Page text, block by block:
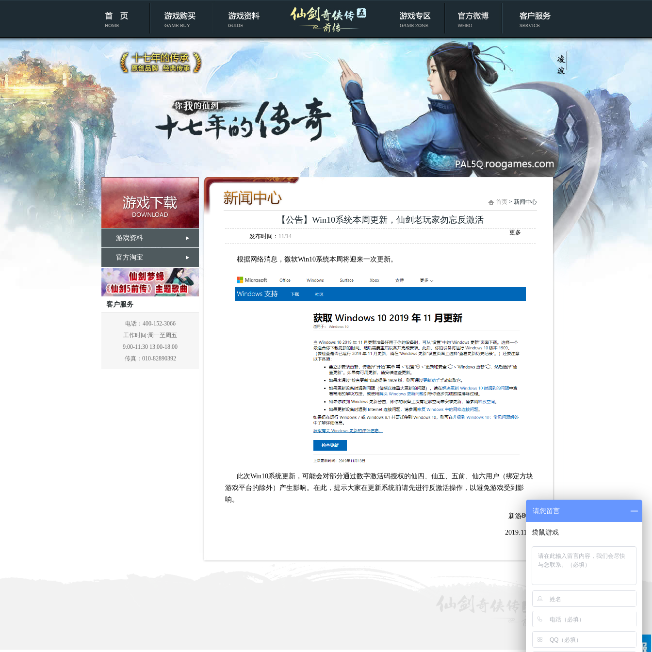
游戏资料
官方淘宝
客户服务
电话：400-152-3066
工作时间:周一至周五
9:00-11:30 13:00-18:00
传真：010-82890392
首页 > 新闻中心
【公告】Win10系统本周更新，仙剑老玩家勿忘反激活
发布时间： 11/14
更多
根据网络消息，微软Win10系统本周将迎来一次更新。
此次Win10系统更新，可能会对部分通过数字激活码授权的仙四、仙五、五前、仙六用户（绑定方块
游戏平台的除外）产生影响。在此，提示大家在更新系统前请先进行反激活操作，以避免游戏受到影
响。
新游时代
2019.11.14
请您留言